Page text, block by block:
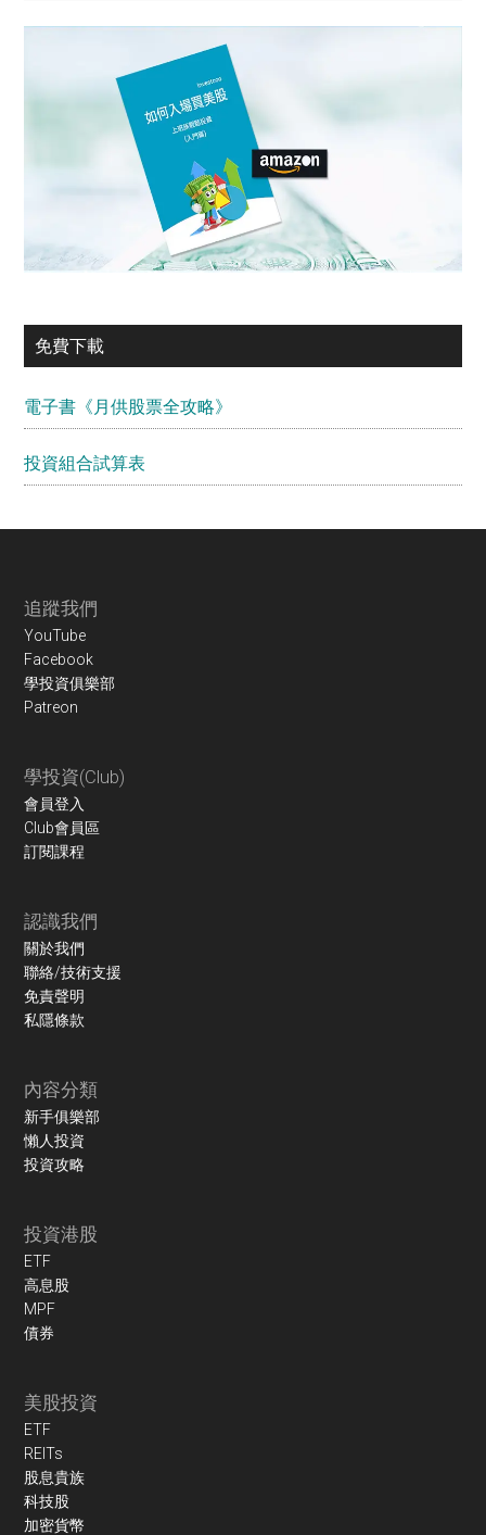
免費下載
電子書《月供股票全攻略》
投資組合試算表
Footer
追蹤我們
YouTube
Facebook
學投資俱樂部
Patreon
學投資(Club)
會員登入
Club會員區
訂閱課程
認識我們
關於我們
聯絡/技術支援
免責聲明
私隱條款
內容分類
新手俱樂部
懶人投資
投資攻略
投資港股
ETF
高息股
MPF
債券
美股投資
ETF
REITs
股息貴族
科技股
加密貨幣